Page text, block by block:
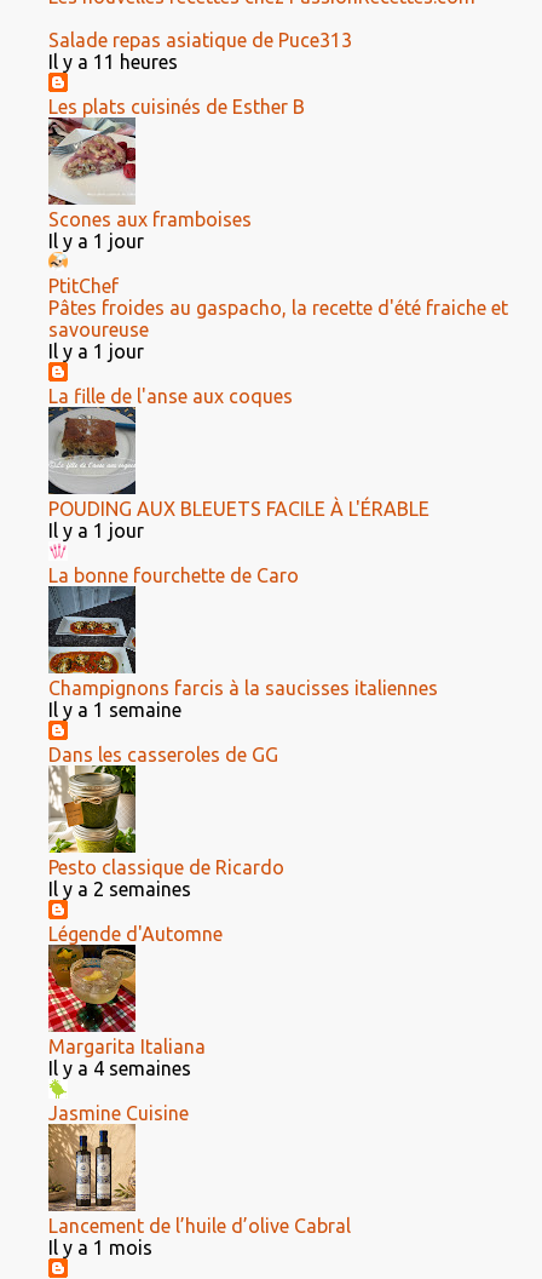
Salade repas asiatique de Puce313
Il y a 11 heures
Les plats cuisinés de Esther B
Scones aux framboises
Il y a 1 jour
PtitChef
Pâtes froides au gaspacho, la recette d'été fraiche et
savoureuse
Il y a 1 jour
La fille de l'anse aux coques
POUDING AUX BLEUETS FACILE À L'ÉRABLE
Il y a 1 jour
La bonne fourchette de Caro
Champignons farcis à la saucisses italiennes
Il y a 1 semaine
Dans les casseroles de GG
Pesto classique de Ricardo
Il y a 2 semaines
Légende d'Automne
Margarita Italiana
Il y a 4 semaines
Jasmine Cuisine
Lancement de l’huile d’olive Cabral
Il y a 1 mois